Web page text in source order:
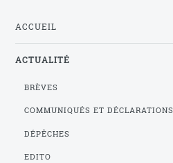
ACCUEIL
ACTUALITÉ
BRÈVES
COMMUNIQUÉS ET DÉCLARATIONS
DÉPÊCHES
EDITO